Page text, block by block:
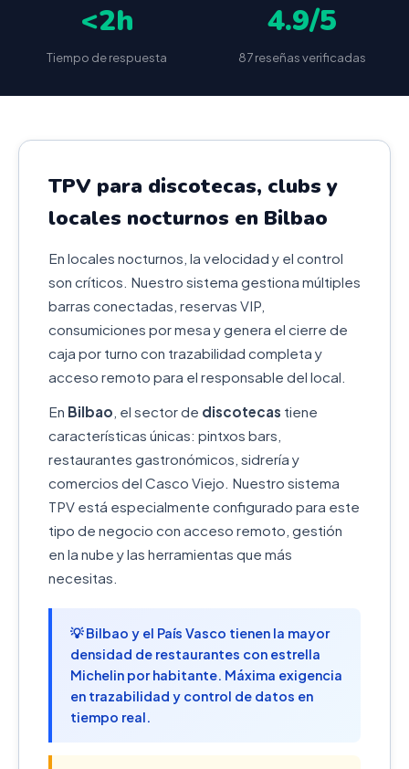
<2h
Tiempo de respuesta
4.9/5
87 reseñas verificadas
TPV para discotecas, clubs y
locales nocturnos en Bilbao
En locales nocturnos, la velocidad y el control
son críticos. Nuestro sistema gestiona múltiples
barras conectadas, reservas VIP,
consumiciones por mesa y genera el cierre de
caja por turno con trazabilidad completa y
acceso remoto para el responsable del local.
En Bilbao , el sector de discotecas tiene
características únicas: pintxos bars,
restaurantes gastronómicos, sidrería y
comercios del Casco Viejo. Nuestro sistema
TPV está especialmente configurado para este
tipo de negocio con acceso remoto, gestión
en la nube y las herramientas que más
necesitas.
💡 Bilbao y el País Vasco tienen la mayor
densidad de restaurantes con estrella
Michelin por habitante. Máxima exigencia
en trazabilidad y control de datos en
tiempo real.